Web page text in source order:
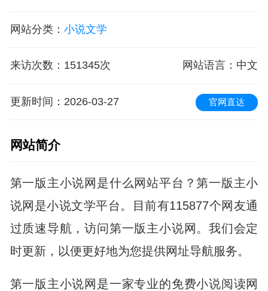
网站分类： 小说文学
来访次数 ： 151345次 网站语言 ：中文
更新时间 ：2026-03-27 官网直达
网站简介
第一版主小说网是什么网站平台？第一版主小
说网是小说文学平台。目前有115877个网友通
过质速导航，访问第一版主小说网。我们会定
时更新，以便更好地为您提供网址导航服务。
第一版主小说网是一家专业的免费小说阅读网